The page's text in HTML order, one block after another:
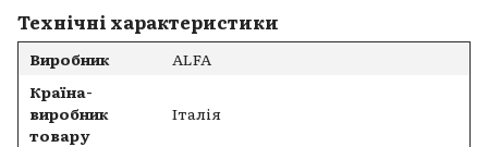
Технічні характеристики
Виробник
ALFA
Країна-
виробник
товару
Італія